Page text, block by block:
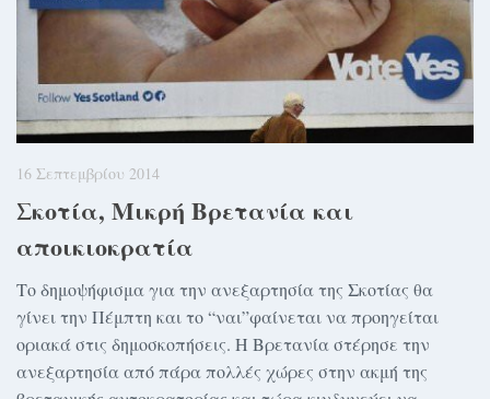
16 Σεπτεμβρίου 2014
Σκοτία, Μικρή Βρετανία και
αποικιοκρατία
Το δημοψήφισμα για την ανεξαρτησία της Σκοτίας θα
γίνει την Πέμπτη και το “ναι”φαίνεται να προηγείται
οριακά στις δημοσκοπήσεις. Η Βρετανία στέρησε την
ανεξαρτησία από πάρα πολλές χώρες στην ακμή της